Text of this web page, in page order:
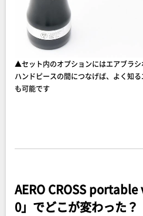
▲セット内のオプションにはエアブラ
ハンドピースの間につなげば、よく知
も可能です
AERO CROSS
0」でどこが変わった？